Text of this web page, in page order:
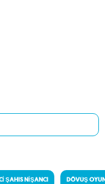
ŞAHIS NIŞANCI DÖVÜŞ